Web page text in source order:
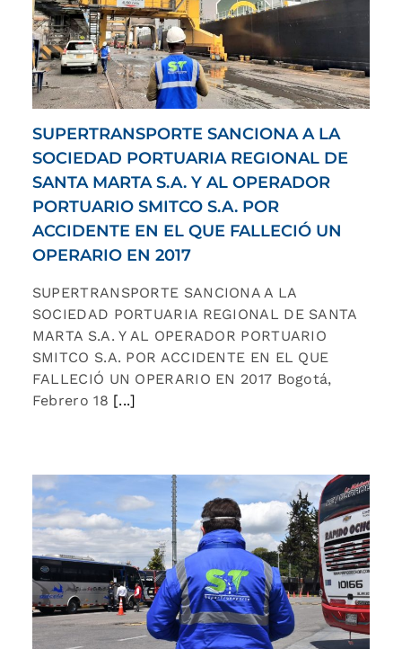
SUPERTRANSPORTE SANCIONA A LA
SOCIEDAD PORTUARIA REGIONAL DE
SANTA MARTA S.A. Y AL OPERADOR
PORTUARIO SMITCO S.A. POR
ACCIDENTE EN EL QUE FALLECIÓ UN
OPERARIO EN 2017
SUPERTRANSPORTE SANCIONA A LA
SOCIEDAD PORTUARIA REGIONAL DE SANTA
MARTA S.A. Y AL OPERADOR PORTUARIO
SMITCO S.A. POR ACCIDENTE EN EL QUE
FALLECIÓ UN OPERARIO EN 2017 Bogotá,
Febrero 18 [...]